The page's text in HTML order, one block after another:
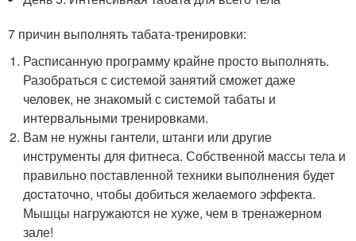
7 причин выполнять табата-тренировки:
Расписанную программу крайне просто выполнять.
Разобраться с системой занятий сможет даже
человек, не знакомый с системой табаты и
интервальными тренировками.
Вам не нужны гантели, штанги или другие
инструменты для фитнеса. Собственной массы тела и
правильно поставленной техники выполнения будет
достаточно, чтобы добиться желаемого эффекта.
Мышцы нагружаются не хуже, чем в тренажерном
зале!